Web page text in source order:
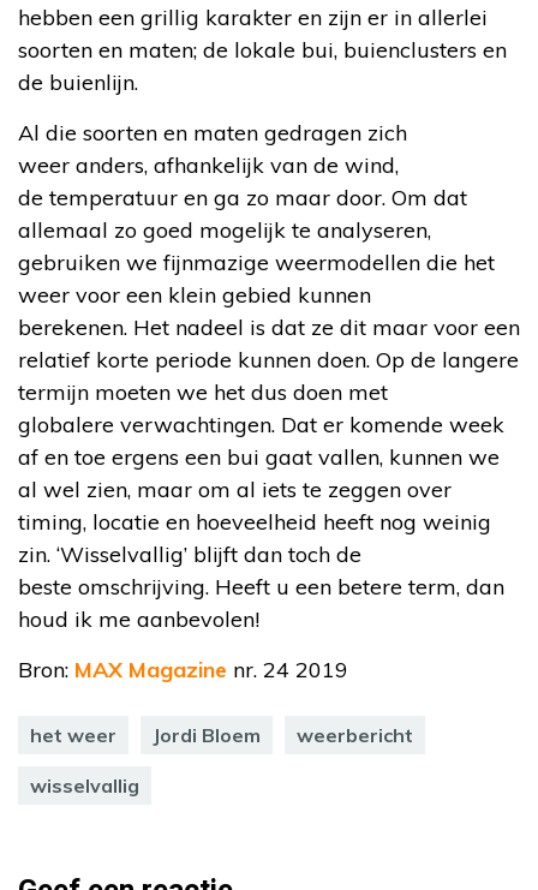
hebben een grillig karakter en zijn er in allerlei
soorten en maten; de lokale bui, buienclusters en
de buienlijn.
Al die soorten en maten gedragen zich
weer anders, afhankelijk van de wind,
de temperatuur en ga zo maar door. Om dat
allemaal zo goed mogelijk te analyseren,
gebruiken we fijnmazige weermodellen die het
weer voor een klein gebied kunnen
berekenen. Het nadeel is dat ze dit maar voor een
relatief korte periode kunnen doen. Op de langere
termijn moeten we het dus doen met
globalere verwachtingen. Dat er komende week
af en toe ergens een bui gaat vallen, kunnen we
al wel zien, maar om al iets te zeggen over
timing, locatie en hoeveelheid heeft nog weinig
zin. ‘Wisselvallig’ blijft dan toch de
beste omschrijving. Heeft u een betere term, dan
houd ik me aanbevolen!
Bron: MAX Magazine nr. 24 2019
het weer Jordi Bloem weerbericht
wisselvallig